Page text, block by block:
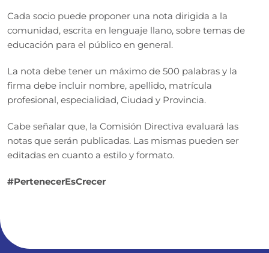
Cada socio puede proponer una nota dirigida a la
comunidad, escrita en lenguaje llano, sobre temas de
educación para el público en general.
La nota debe tener un máximo de 500 palabras y la
firma debe incluir nombre, apellido, matrícula
profesional, especialidad, Ciudad y Provincia.
Cabe señalar que, la Comisión Directiva evaluará las
notas que serán publicadas. Las mismas pueden ser
editadas en cuanto a estilo y formato.
#PertenecerEsCrecer